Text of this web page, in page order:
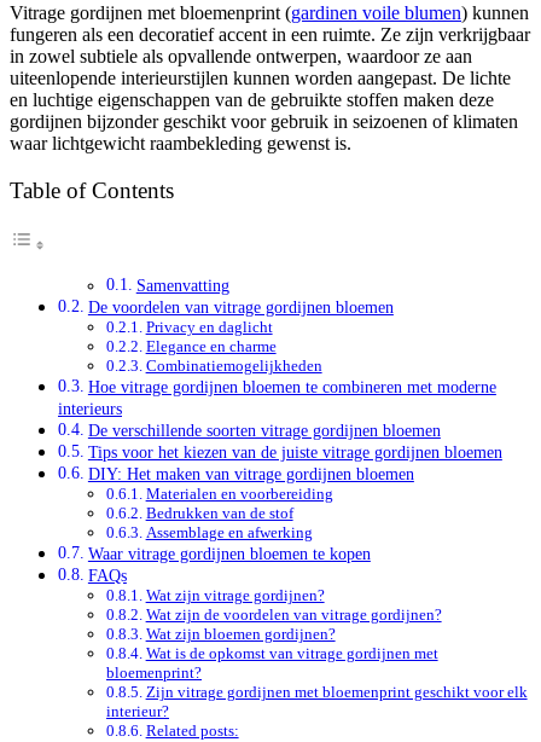
Vitrage gordijnen met bloemenprint (gardinen voile blumen) kunnen
fungeren als een decoratief accent in een ruimte. Ze zijn verkrijgbaar
in zowel subtiele als opvallende ontwerpen, waardoor ze aan
uiteenlopende interieurstijlen kunnen worden aangepast. De lichte
en luchtige eigenschappen van de gebruikte stoffen maken deze
gordijnen bijzonder geschikt voor gebruik in seizoenen of klimaten
waar lichtgewicht raambekleding gewenst is.
Table of Contents
Samenvatting
De voordelen van vitrage gordijnen bloemen
Privacy en daglicht
Elegance en charme
Combinatiemogelijkheden
Hoe vitrage gordijnen bloemen te combineren met moderne
interieurs
De verschillende soorten vitrage gordijnen bloemen
Tips voor het kiezen van de juiste vitrage gordijnen bloemen
DIY: Het maken van vitrage gordijnen bloemen
Materialen en voorbereiding
Bedrukken van de stof
Assemblage en afwerking
Waar vitrage gordijnen bloemen te kopen
FAQs
Wat zijn vitrage gordijnen?
Wat zijn de voordelen van vitrage gordijnen?
Wat zijn bloemen gordijnen?
Wat is de opkomst van vitrage gordijnen met
bloemenprint?
Zijn vitrage gordijnen met bloemenprint geschikt voor elk
interieur?
Related posts: